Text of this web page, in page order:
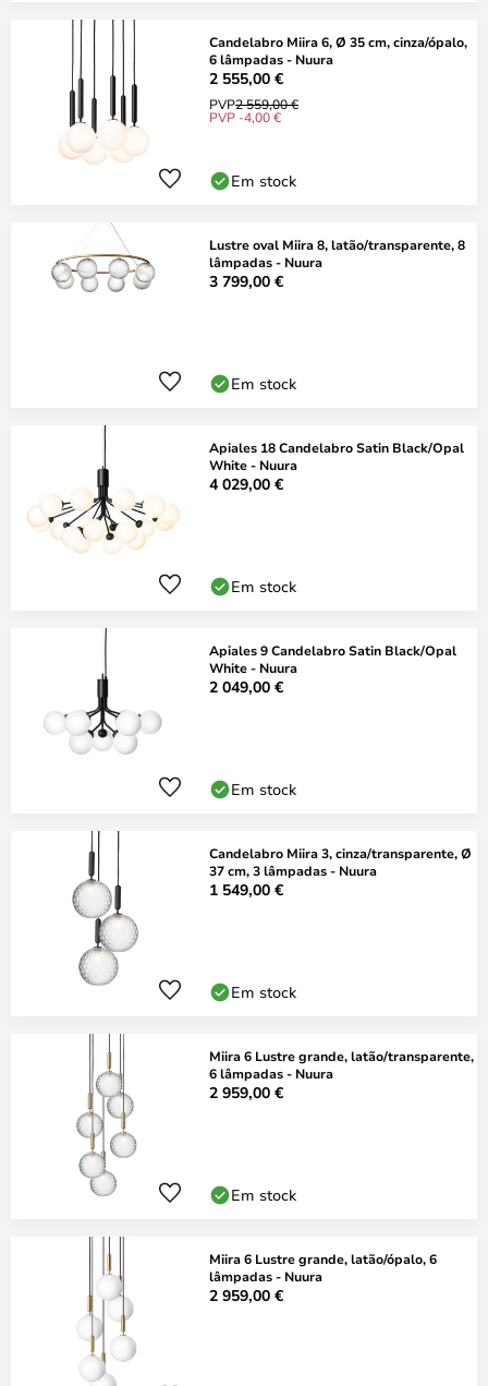
Candelabro Miira 6, Ø 35 cm, cinza/ópalo,
6 lâmpadas - Nuura
2 555,00 €
PVP2 559,00 €
PVP -4,00 €
Em stock
Lustre oval Miira 8, latão/transparente, 8
lâmpadas - Nuura
3 799,00 €
Em stock
Apiales 18 Candelabro Satin Black/Opal
White - Nuura
4 029,00 €
Em stock
Apiales 9 Candelabro Satin Black/Opal
White - Nuura
2 049,00 €
Em stock
Candelabro Miira 3, cinza/transparente, Ø
37 cm, 3 lâmpadas - Nuura
1 549,00 €
Em stock
Miira 6 Lustre grande, latão/transparente,
6 lâmpadas - Nuura
2 959,00 €
Em stock
Miira 6 Lustre grande, latão/ópalo, 6
lâmpadas - Nuura
2 959,00 €